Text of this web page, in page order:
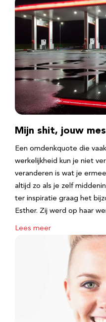
Mijn shit, jouw
Een omdenkquote die
werkelijkheid kun je niet
veranderen is wat je
altijd zo als je zelf
ter inspiratie graag het
Esther. Zij werd op haar
Lees meer